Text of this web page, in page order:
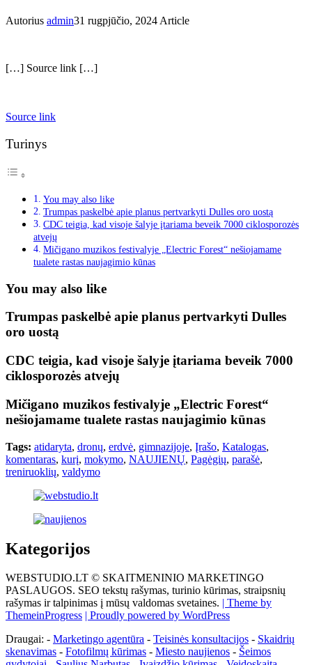
Autorius admin31 rugpjūčio, 2024 Article
[…] Source link […]
Source link
Turinys
You may also like
Trumpas paskelbė apie planus pertvarkyti Dulles oro uostą
CDC teigia, kad visoje šalyje įtariama beveik 7000 ciklosporozės
atvejų
Mičigano muzikos festivalyje „Electric Forest“ nešiojamame
tualete rastas naujagimio kūnas
You may also like
Trumpas paskelbė apie planus pertvarkyti Dulles
oro uostą
CDC teigia, kad visoje šalyje įtariama beveik 7000
ciklosporozės atvejų
Mičigano muzikos festivalyje „Electric Forest“
nešiojamame tualete rastas naujagimio kūnas
Tags: atidaryta, dronų, erdvė, gimnazijoje, Įrašo, Katalogas,
komentaras, kurį, mokymo, NAUJIENŲ, Pagėgių, parašė,
treniruoklių, valdymo
Kategorijos
WEBSTUDIO.LT © SKAITMENINIO MARKETINGO
PASLAUGOS. SEO tekstų rašymas, turinio kūrimas, straipsnių
rašymas ir talpinimas į mūsų valdomas svetaines. | Theme by
ThemeinProgress | Proudly powered by WordPress
Draugai: - Marketingo agentūra - Teisinės konsultacijos - Skaidrių
skenavimas - Fotofilmų kūrimas - Miesto naujienos - Šeimos